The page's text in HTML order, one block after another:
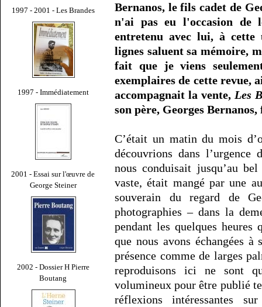
1997 - 2001 - Les Brandes
1997 - Immédiatement
2001 - Essai sur l'œuvre de
George Steiner
2002 - Dossier H Pierre
Boutang
Bernanos, le fils cadet de
n'ai pas eu l'occasion de
entretenu avec lui, à cette
lignes saluent sa mémoire,
fait que je viens
exemplaires de cette revue,
accompagnait la vente, Les
son père, Georges
C’était un matin du mois
découvrions dans
nous conduisait jusqu’au
vaste, était mangé par une
souverain du regard de
photographies – dans la
pendant les quelques heures
que nous avons échangées
présence comme de larges
reproduisons ici ne sont
volumineux pour être publié
réflexions intéressantes